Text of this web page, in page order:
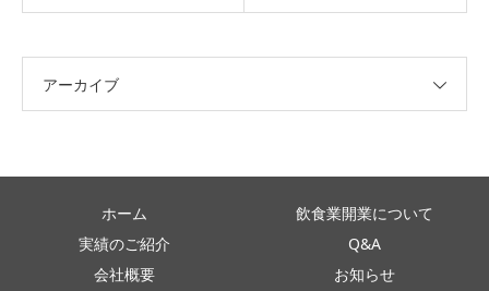
アーカイブ
ホーム
飲食業開業について
実績のご紹介
Q&A
会社概要
お知らせ